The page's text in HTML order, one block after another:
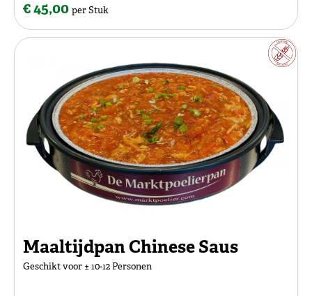
€ 45,00 per Stuk
Maaltijdpan Chinese Saus
Geschikt voor ± 10-12 Personen